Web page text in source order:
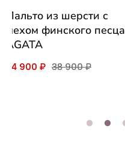
Пальто из шерсти с
мехом финского песца
AGATA
24 900 ₽ 38 900 ₽